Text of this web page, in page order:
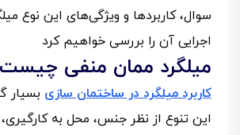
سوال، کاربردها و ویژگی‌های این نوع
اجرایی آن را بررسی خواهیم کرد
میلگرد ممان منفی
کاربرد میلگرد در ساختمان‌ سازی بسیار
این تنوع از نظر جنس، محل به